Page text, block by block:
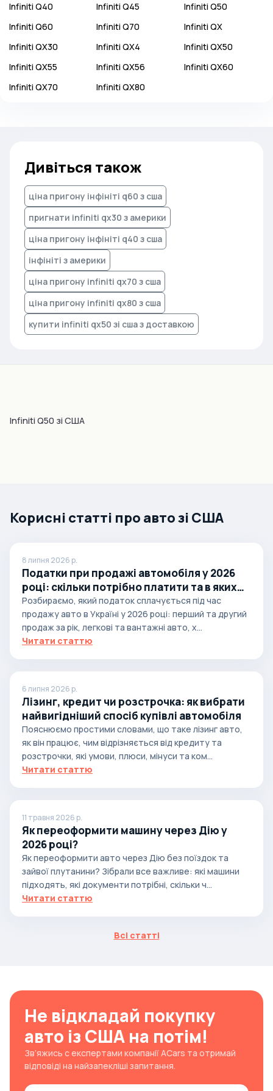
Infiniti Q40 Infiniti Q45 Infiniti Q50
Infiniti Q60 Infiniti Q70 Infiniti QX
Infiniti QX30 Infiniti QX4 Infiniti QX50
Infiniti QX55 Infiniti QX56 Infiniti QX60
Infiniti QX70 Infiniti QX80
Дивіться також
ціна пригону інфініті q60 з сша
пригнати infiniti qx30 з америки
ціна пригону інфініті q40 з сша
інфініті з америки
ціна пригону infiniti qx70 з сша
ціна пригону infiniti qx80 з сша
купити infiniti qx50 зі сша з доставкою
Infiniti Q50 зі США
Корисні статті про авто зі США
8 липня 2026 р.
Податки при продажі автомобіля у 2026
році: скільки потрібно платити та в яких
випадках
Розбираємо, який податок сплачується під час
продажу авто в Україні у 2026 році: перший та другий
продаж за рік, легкові та вантажні авто, х...
Читати статтю
6 липня 2026 р.
Лізинг, кредит чи розстрочка: як вибрати
найвигідніший спосіб купівлі автомобіля
Пояснюємо простими словами, що таке лізинг авто,
як він працює, чим відрізняється від кредиту та
розстрочки, які умови, плюси, мінуси та ком...
Читати статтю
11 травня 2026 р.
Як переоформити машину через Дію у
2026 році?
Як переоформити авто через Дію без поїздок та
зайвої плутанини? Зібрали все важливе: які машини
підходять, які документи потрібні, скільки ч...
Читати статтю
Всі статті
Не відкладай покупку
авто із США на потім!
Зв’яжись с експертами компанії ACars та отримай
відповіді на найзапекліші запитання.